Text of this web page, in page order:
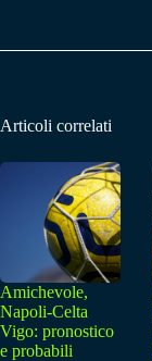
Articoli correlati
Amichevole,
Napoli-Celta
Vigo: pronostico
e probabili